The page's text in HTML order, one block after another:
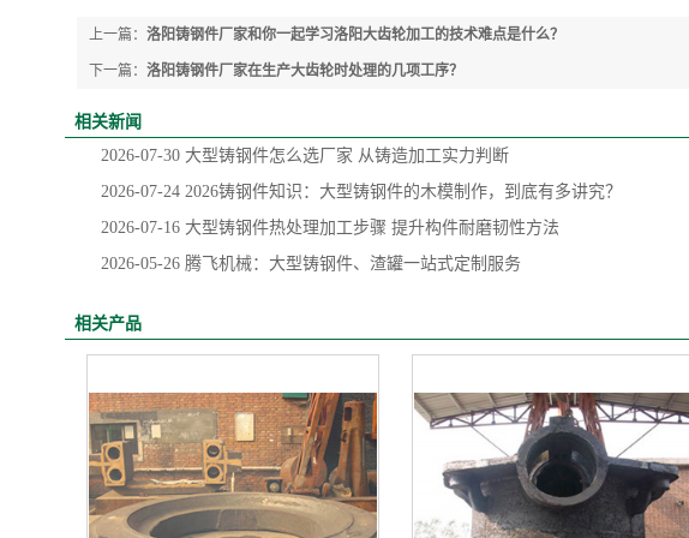
上一篇： 洛阳铸钢件厂家和你一起学习洛阳大齿轮加工的技术难点是什么？
下一篇： 洛阳铸钢件厂家在生产大齿轮时处理的几项工序？
相关新闻
2026-07-30 大型铸钢件怎么选厂家 从铸造加工实力判断
2026-07-24 2026铸钢件知识：大型铸钢件的木模制作，到底有多讲究？
2026-07-16 大型铸钢件热处理加工步骤 提升构件耐磨韧性方法
2026-05-26 腾飞机械：大型铸钢件、渣罐一站式定制服务
相关产品